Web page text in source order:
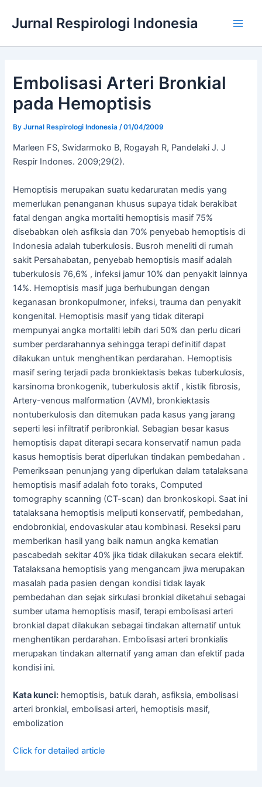
Jurnal Respirologi Indonesia
Embolisasi Arteri Bronkial
pada Hemoptisis
ByJurnal Respirologi Indonesia /01/04/2009
Marleen FS, Swidarmoko B, Rogayah R, Pandelaki J. J
Respir Indones. 2009;29(2).
Hemoptisis merupakan suatu kedaruratan medis yang
memerlukan penanganan khusus supaya tidak berakibat
fatal dengan angka mortaliti hemoptisis masif 75%
disebabkan oleh asfiksia dan 70% penyebab hemoptisis di
Indonesia adalah tuberkulosis. Busroh meneliti di rumah
sakit Persahabatan, penyebab hemoptisis masif adalah
tuberkulosis 76,6% , infeksi jamur 10% dan penyakit lainnya
14%. Hemoptisis masif juga berhubungan dengan
keganasan bronkopulmoner, infeksi, trauma dan penyakit
kongenital. Hemoptisis masif yang tidak diterapi
mempunyai angka mortaliti lebih dari 50% dan perlu dicari
sumber perdarahannya sehingga terapi definitif dapat
dilakukan untuk menghentikan perdarahan. Hemoptisis
masif sering terjadi pada bronkiektasis bekas tuberkulosis,
karsinoma bronkogenik, tuberkulosis aktif , kistik fibrosis,
Artery-venous malformation (AVM), bronkiektasis
nontuberkulosis dan ditemukan pada kasus yang jarang
seperti lesi infiltratif peribronkial. Sebagian besar kasus
hemoptisis dapat diterapi secara konservatif namun pada
kasus hemoptisis berat diperlukan tindakan pembedahan .
Pemeriksaan penunjang yang diperlukan dalam tatalaksana
hemoptisis masif adalah foto toraks, Computed
tomography scanning (CT-scan) dan bronkoskopi. Saat ini
tatalaksana hemoptisis meliputi konservatif, pembedahan,
endobronkial, endovaskular atau kombinasi. Reseksi paru
memberikan hasil yang baik namun angka kematian
pascabedah sekitar 40% jika tidak dilakukan secara elektif.
Tatalaksana hemoptisis yang mengancam jiwa merupakan
masalah pada pasien dengan kondisi tidak layak
pembedahan dan sejak sirkulasi bronkial diketahui sebagai
sumber utama hemoptisis masif, terapi embolisasi arteri
bronkial dapat dilakukan sebagai tindakan alternatif untuk
menghentikan perdarahan. Embolisasi arteri bronkialis
merupakan tindakan alternatif yang aman dan efektif pada
kondisi ini.
Kata kunci: hemoptisis, batuk darah, asfiksia, embolisasi
arteri bronkial, embolisasi arteri, hemoptisis masif,
embolization
Click for detailed article